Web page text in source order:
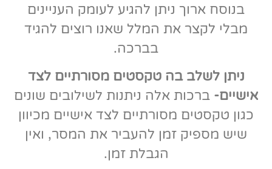
בנוסח ארוך ניתן להגיע לעומק העניינים
מבלי לקצר את המלל שאנו רוצים להגיד
בברכה.
ניתן לשלב בה טקסטים מסורתיים לצד
אישיים- ברכות אלה ניתנות לשילובים שונים
כגון טקסטים מסורתיים לצד אישיים מכיוון
שיש מספיק זמן להעביר את המסר, ואין
הגבלת זמן.